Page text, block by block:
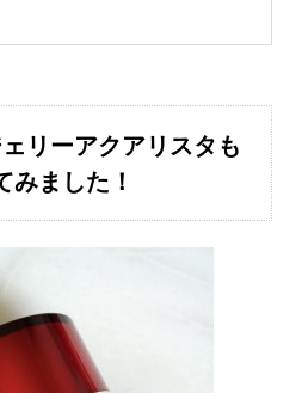
リーアクアリスタも
みました！